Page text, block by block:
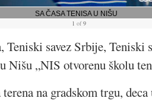
SA ČASA TENISA U NIŠU
1 of9
Teniski savez Srbije, Teniski
Nišu „NIS otvorenu školu
na gradskom trgu, deca